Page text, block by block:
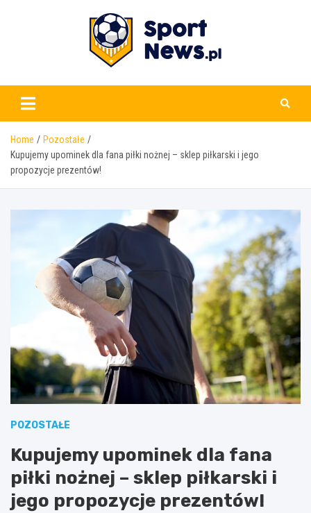
www.sportnews.pl
Home
Pozostałe
Kupujemy upominek dla fana piłki nożnej – sklep piłkarski i jego
propozycje prezentów!
POZOSTAŁE
Kupujemy upominek dla fana
piłki nożnej – sklep piłkarski i
jego propozycje prezentów!